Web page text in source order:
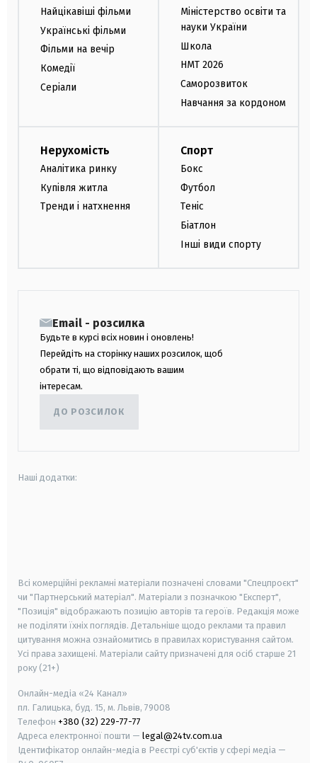
Найцікавіші фільми
Українські фільми
Фільми на вечір
Комедії
Серіали
Міністерство освіти та
науки України
Школа
НМТ 2026
Саморозвиток
Навчання за кордоном
Нерухомість
Аналітика ринку
Купівля житла
Тренди і натхнення
Спорт
Бокс
Футбол
Теніс
Біатлон
Інші види спорту
Email - розсилка
Будьте в курсі всіх новин і оновлень!
Перейдіть на сторінку наших розсилок, щоб
обрати ті, що відповідають вашим
інтересам.
ДО РОЗСИЛОК
Наші додатки:
Всі комерційні рекламні матеріали позначені словами "Спецпроєкт"
чи "Партнерський матеріал". Матеріали з позначкою "Експерт",
"Позиція" відображають позицію авторів та героїв. Редакція може
не поділяти їхніх поглядів. Детальніше щодо реклами та правил
цитування можна ознайомитись в правилах користування сайтом.
Усі права захищені. Матеріали сайту призначені для осіб старше 21
року (21+)
Онлайн-медіа «24 Канал»
пл. Галицька, буд. 15, м. Львів, 79008
Телефон +380 (32) 229-77-77
Адреса електронної пошти — legal@24tv.com.ua
Ідентифікатор онлайн-медіа в Реєстрі суб'єктів у сфері медіа —